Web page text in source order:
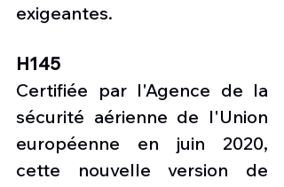
exigeantes.
H145
Certifiée par l'Agence de la
sécurité aérienne de l'Union
européenne en juin 2020,
cette nouvelle version de